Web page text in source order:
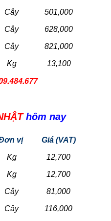
Cây 501,000
Cây 628,000
Cây 821,000
Kg 13,100
hôm nay
vị Giá (VAT)
Kg 12,700
Kg 12,700
Cây 81,000
Cây 116,000